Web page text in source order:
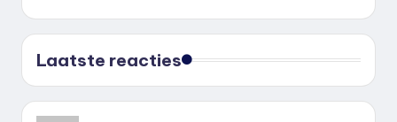
Laatste reacties